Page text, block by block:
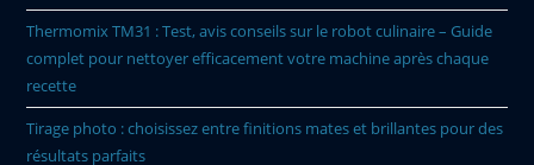
Rares
Thermomix TM31 : Test, avis conseils sur le robot culinaire – Guide
complet pour nettoyer efficacement votre machine après chaque
recette
Tirage photo : choisissez entre finitions mates et brillantes pour des
résultats parfaits